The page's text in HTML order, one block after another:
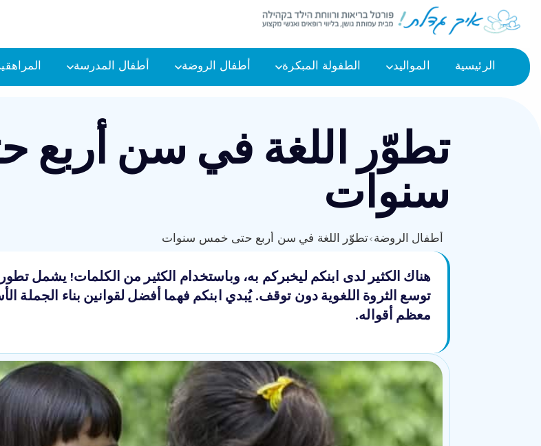
الرئيسية المواليد الطفولة المبكرة أطفال الروضة أطفال المدرسة
تطوّر اللغة في سن
سنوات
أطفال الروضة›تطوّر اللغة في سن أربع حتى خمس سنوات
هناك الكثير لدى ابنكم ليخبركم به، وباستخدام الكثير من الكلمات! يشمل
توسع الثروة اللغوية دون توقف. يُبدي ابنكم فهما أفضل لقوانين بناء الجملة
معظم أقواله.